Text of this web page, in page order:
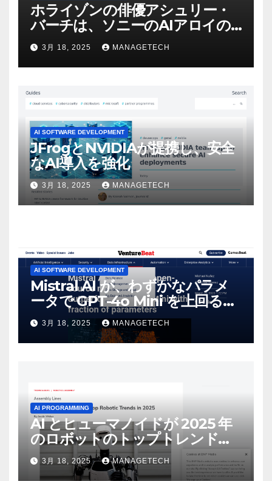
ホライゾンの俳優アシュリー・
バーチは、ソニーのAIアロイの
ビデオを見て「ゲームパフォー
マンスという芸術形式に不安を
感じた」と語る – IGN
3月 18, 2025 MANAGETECH
AI SOFTWARE DEVELOPMENT
JFrogとNVIDIAが提携し、安全
なAI導入を強化
3月 18, 2025 MANAGETECH
AI SOFTWARE DEVELOPMENT
Mistral AI が、わずかなパラメ
ータで GPT-4o Mini を上回る新
しいオープンソース モデルをリ
リース | VentureBeat
3月 18, 2025 MANAGETECH
AI PROGRAMMING
AI とヒューマノイドが 2025 年
のロボットのトップトレンドに |
ASSEMBLY
3月 18, 2025 MANAGETECH